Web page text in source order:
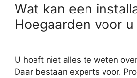
Wat kan een
Hoegaarden voor
U hoeft niet alles te weten
Daar bestaan experts voor.